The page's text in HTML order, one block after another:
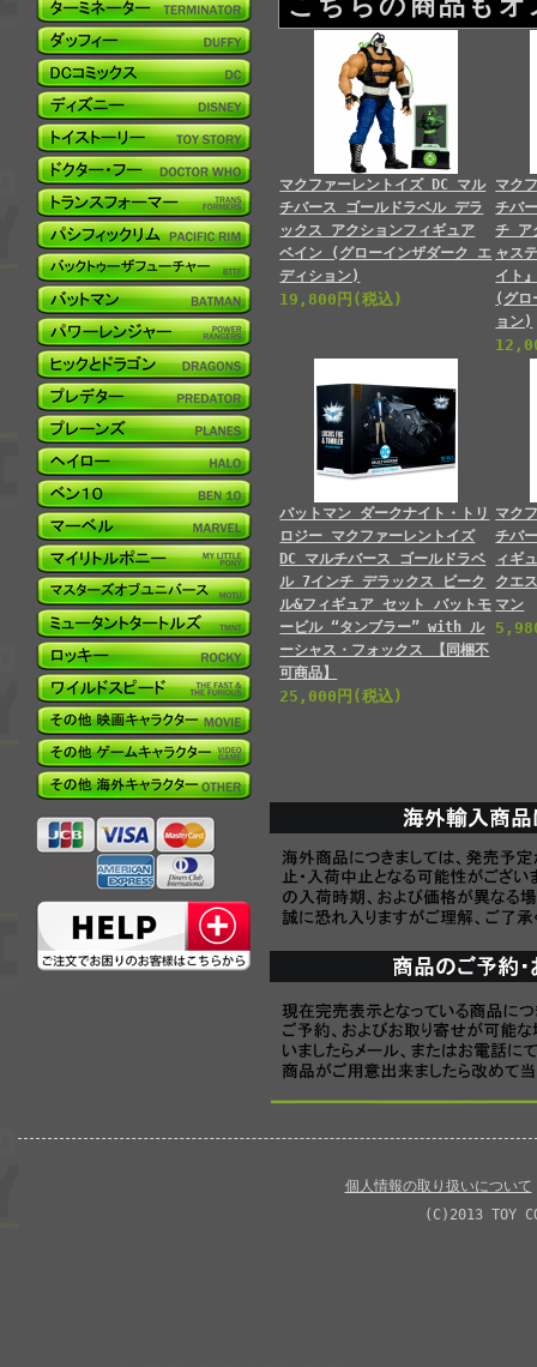
マクファーレントイズ DC マル
チバース ゴールドラベル デラ
ックス アクションフィギュア
ベイン (グローインザダーク エ
ディション)
19,800円(税込)
マク
チバ
チ ア
ャス
イト
(グロ
ョン)
バットマン ダークナイト・トリ
ロジー マクファーレントイズ
DC マルチバース ゴールドラベ
ル 7インチ デラックス ビーク
ル&フィギュア セット バットモ
ービル “タンブラー” with ル
ーシャス・フォックス 【同梱不
可商品】
25,000円(税込)
マク
チバ
ィギ
クエ
マン
個人情報の取り扱いについて
(C)2013 TOY